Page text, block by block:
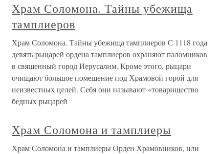
Храм Соломона. Тайны убежища
тамплиеров
Храм Соломона. Тайны убежища тамплиеров С 1118 года
девять рыцарей ордена тамплиеров охраняют паломников
в священный город Иерусалим. Кроме этого, рыцари
очищают большое помещение под Храмовой горой для
неизвестных целей. Себя они называют «товарищество
бедных рыцарей
Храм Соломона и тамплиеры
Храм Соломона и тамплиеры Орден Храмовников, или